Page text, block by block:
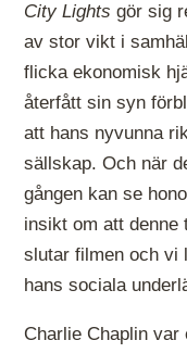
City Lights gör sig
av stor vikt i
flicka ekonomisk
återfått sin syn
att hans nyvunna
sällskap. Och när
gången kan se
insikt om att denne
slutar filmen och vi
hans sociala
Charlie Chaplin